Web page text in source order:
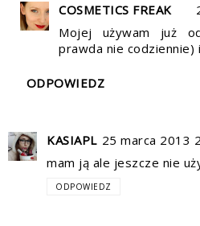
COSMETICS FREAK
Mojej używam już
prawda nie codziennie)
ODPOWIEDZ
KASIAPL 25 marca 2013
mam ją ale jeszcze nie
ODPOWIEDZ